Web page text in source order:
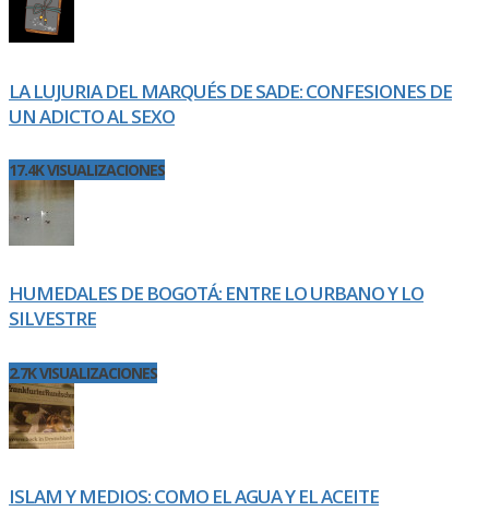
LA LUJURIA DEL MARQUÉS DE SADE: CONFESIONES DE
UN ADICTO AL SEXO
17.4K VISUALIZACIONES
HUMEDALES DE BOGOTÁ: ENTRE LO URBANO Y LO
SILVESTRE
2.7K VISUALIZACIONES
ISLAM Y MEDIOS: COMO EL AGUA Y EL ACEITE